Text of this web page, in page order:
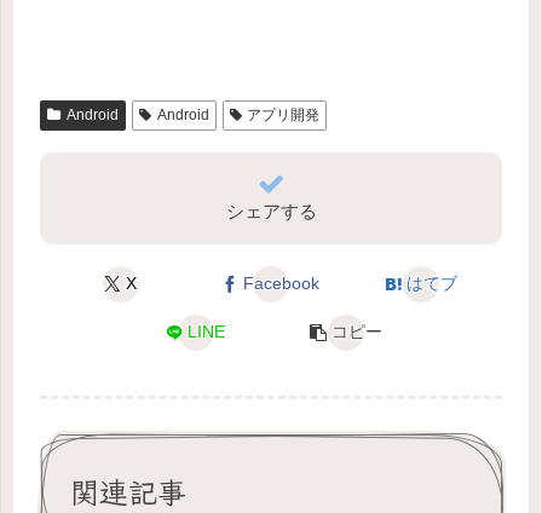
Android Android アプリ開発
シェアする
X Facebook はてブ
LINE コピー
関連記事